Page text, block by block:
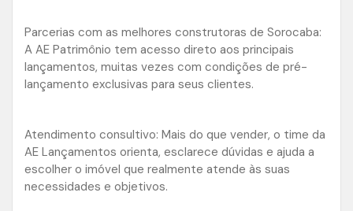
Parcerias com as melhores construtoras de Sorocaba:
A AE Patrimônio tem acesso direto aos principais
lançamentos, muitas vezes com condições de pré-
lançamento exclusivas para seus clientes.
Atendimento consultivo: Mais do que vender, o time da
AE Lançamentos orienta, esclarece dúvidas e ajuda a
escolher o imóvel que realmente atende às suas
necessidades e objetivos.